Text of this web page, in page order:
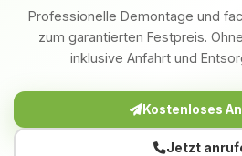
Professionelle Demontage und
zum garantierten Festpreis.
inklusive Anfahrt und
Kostenloses
Jetzt